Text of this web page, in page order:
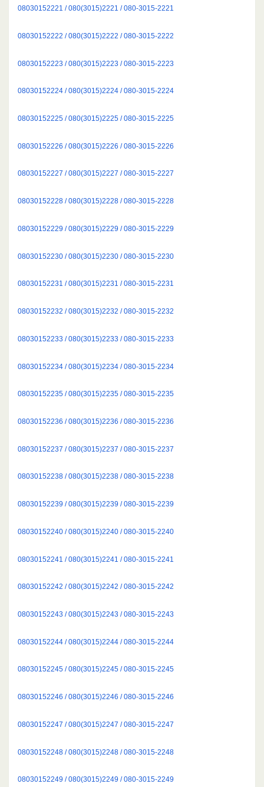
08030152221 / 080(3015)2221 / 080-3015-2221
08030152222 / 080(3015)2222 / 080-3015-2222
08030152223 / 080(3015)2223 / 080-3015-2223
08030152224 / 080(3015)2224 / 080-3015-2224
08030152225 / 080(3015)2225 / 080-3015-2225
08030152226 / 080(3015)2226 / 080-3015-2226
08030152227 / 080(3015)2227 / 080-3015-2227
08030152228 / 080(3015)2228 / 080-3015-2228
08030152229 / 080(3015)2229 / 080-3015-2229
08030152230 / 080(3015)2230 / 080-3015-2230
08030152231 / 080(3015)2231 / 080-3015-2231
08030152232 / 080(3015)2232 / 080-3015-2232
08030152233 / 080(3015)2233 / 080-3015-2233
08030152234 / 080(3015)2234 / 080-3015-2234
08030152235 / 080(3015)2235 / 080-3015-2235
08030152236 / 080(3015)2236 / 080-3015-2236
08030152237 / 080(3015)2237 / 080-3015-2237
08030152238 / 080(3015)2238 / 080-3015-2238
08030152239 / 080(3015)2239 / 080-3015-2239
08030152240 / 080(3015)2240 / 080-3015-2240
08030152241 / 080(3015)2241 / 080-3015-2241
08030152242 / 080(3015)2242 / 080-3015-2242
08030152243 / 080(3015)2243 / 080-3015-2243
08030152244 / 080(3015)2244 / 080-3015-2244
08030152245 / 080(3015)2245 / 080-3015-2245
08030152246 / 080(3015)2246 / 080-3015-2246
08030152247 / 080(3015)2247 / 080-3015-2247
08030152248 / 080(3015)2248 / 080-3015-2248
08030152249 / 080(3015)2249 / 080-3015-2249